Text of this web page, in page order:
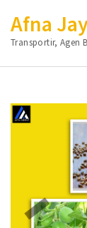
ke
konten
(Tekan
Afna
Transportir, Agen